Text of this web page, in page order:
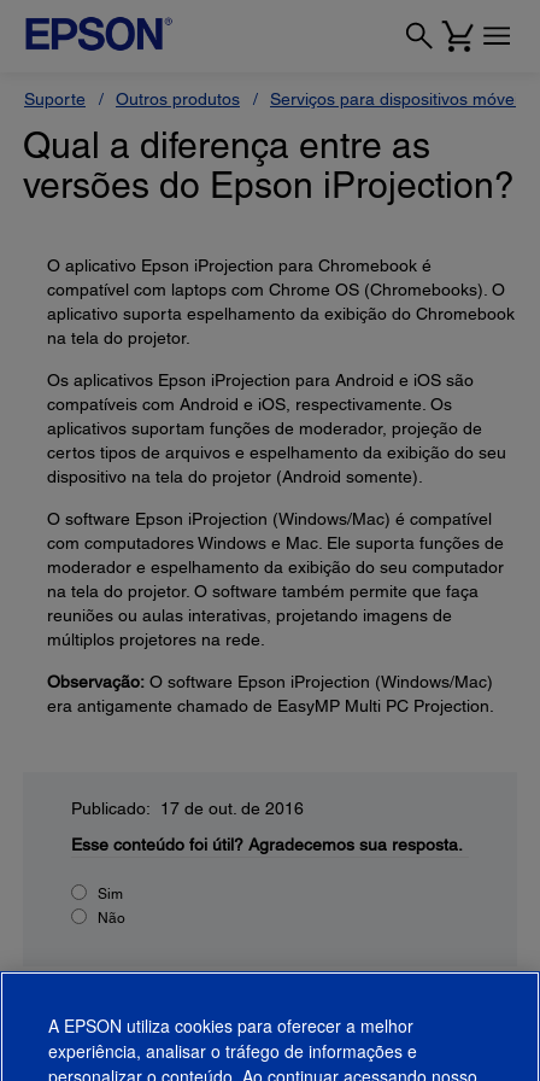
Suporte Outros produtos Serviços para dispositivos móveis
Qual a diferença entre as
versões do Epson iProjection?
O aplicativo Epson iProjection para Chromebook é
compatível com laptops com Chrome OS (Chromebooks). O
aplicativo suporta espelhamento da exibição do Chromebook
na tela do projetor.
Os aplicativos Epson iProjection para Android e iOS são
compatíveis com Android e iOS, respectivamente. Os
aplicativos suportam funções de moderador, projeção de
certos tipos de arquivos e espelhamento da exibição do seu
dispositivo na tela do projetor (Android somente).
O software Epson iProjection (Windows/Mac) é compatível
com computadores Windows e Mac. Ele suporta funções de
moderador e espelhamento da exibição do seu computador
na tela do projetor. O software também permite que faça
reuniões ou aulas interativas, projetando imagens de
múltiplos projetores na rede.
Observação: O software Epson iProjection (Windows/Mac)
era antigamente chamado de EasyMP Multi PC Projection.
Publicado: 17 de out. de 2016
Esse conteúdo foi útil? Agradecemos sua resposta.
Sim
Não
A EPSON utiliza cookies para oferecer a melhor
experiência, analisar o tráfego de informações e
personalizar o conteúdo. Ao continuar acessando nosso